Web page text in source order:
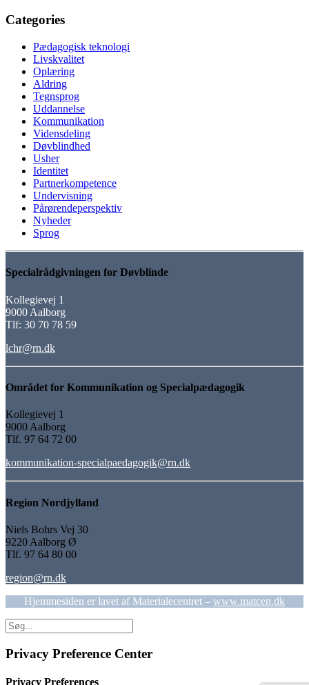
Categories
Pædagogisk teknologi
Livskvalitet
Oplæring
Aldring
Tegnsprog
Uddannelse
Kommunikation
Vidensdeling
Døvblindhed
Usher
Identitet
Partnerkompetence
Undervisning
Pårørendeperspektiv
Nyheder
Sprog
Specialrådgivningen for Døvblinde
Kollegievej 1
9000 Aalborg
Tlf: 30 70 78 59
lchr@rn.dk
Området for Kommunikation og Specialpædagogik
Kollegievej 1
9000 Aalborg
Tlf. 97 64 72 00
kommunikation-specialpaedagogik@rn.dk
Region Nordjylland
Niels Bohrs Vej 30
9220 Aalborg Ø
Tlf. 97 64 80 00
region@rn.dk
Hjemmesiden er lavet af Materialecentret – www.matcen.dk
Privacy Preference Center
Privacy Preferences